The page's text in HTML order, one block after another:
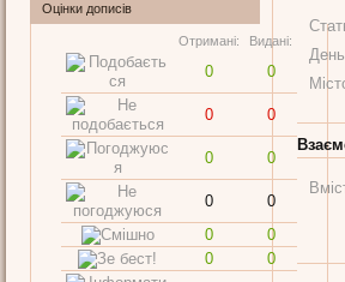
Оцінки дописів
Отримані: Видані:
0 0
0 0
0 0
0
0
0
0
0
0